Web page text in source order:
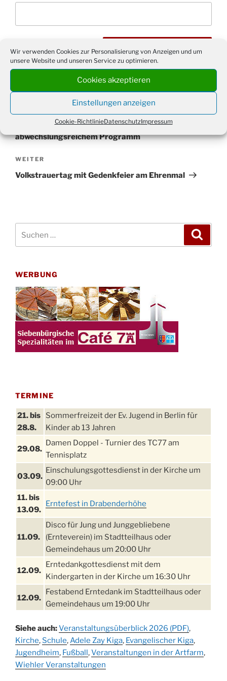
Wir verwenden Cookies zur Personalisierung von Anzeigen und um
unsere Website und unseren Service zu optimieren.
Cookies akzeptieren
Einstellungen anzeigen
Cookie-RichtlinieDatenschutzImpressum
Beitragsnavigation
Akkordeon-Orchester verzaubert mit
abwechslungsreichem Programm
Nächster
Beitrag
WEITER
Volkstrauertag mit Gedenkfeier am Ehrenmal
nach:
WERBUNG
TERMINE
21. bis
28.8.
Sommerfreizeit der Ev. Jugend in Berlin für
Kinder ab 13 Jahren
29.08.
Damen Doppel - Turnier des TC77 am
Tennisplatz
03.09.
Einschulungsgottesdienst in der Kirche um
09:00 Uhr
11. bis
13.09.
Erntefest in Drabenderhöhe
11.09.
Disco für Jung und Junggebliebene
(Ernteverein) im Stadtteilhaus oder
Gemeindehaus um 20:00 Uhr
12.09.
Erntedankgottesdienst mit dem
Kindergarten in der Kirche um 16:30 Uhr
12.09.
Festabend Erntedank im Stadtteilhaus oder
Gemeindehaus um 19:00 Uhr
13.09.
Stadtteilhaus um 14:00 Uhr
19.09.
Schlagerabend im Stadtteilhaus
Drabenderhöhe
Siehe auch:Veranstaltungsüberblick 2026 (PDF),
Kirche, Schule,Adele Zay Kiga, Evangelischer Kiga,
Jugendheim, Fußball ,Veranstaltungen in der Artfarm,
Wiehler Veranstaltungen